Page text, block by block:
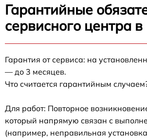
Гарантийные
сервисного центра
Гарантия от сервиса: на
— до 3 месяцев.
Что считается гарантийным
Для работ: Повторное
который напрямую связан с
(например, неправильная